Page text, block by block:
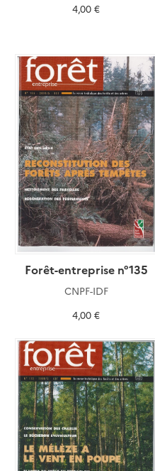
4,00 €
Forêt-entreprise n°135
CNPF-IDF
4,00 €